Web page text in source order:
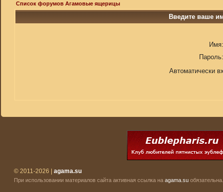
Список форумов Агамовые ящерицы
Введите ваше
Имя:
Пароль:
Автоматически
© 2011-2026 | agama.su
При использовании материалов сайта активная ссылка на agama.su обязательна.